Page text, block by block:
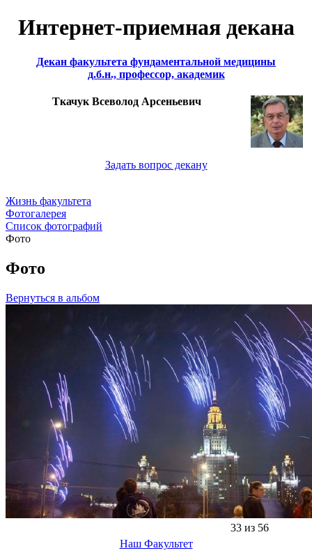
Интернет-приемная декана
Декан факультета фундаментальной медицины
д.б.н., профессор, академик
Ткачук Всеволод Арсеньевич
Задать вопрос декану
Жизнь факультета
Фотогалерея
Список фотографий
Фото
Фото
Вернуться в альбом
33 из 56
Наш Факультет